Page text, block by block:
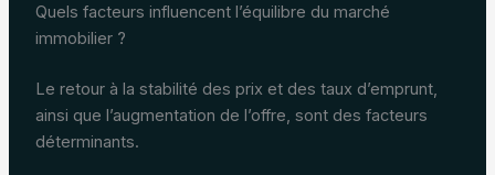
Quels facteurs influencent l’équilibre du marché
immobilier ?
Le retour à la stabilité des prix et des taux d’emprunt,
ainsi que l’augmentation de l’offre, sont des facteurs
déterminants.